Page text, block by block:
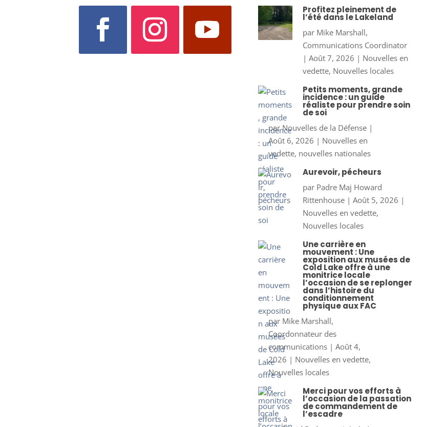
Profitez pleinement de
l’été dans le Lakeland
par Mike Marshall,
Communications Coordinator
| Août 7, 2026 | Nouvelles en
vedette, Nouvelles locales
Petits moments, grande
incidence : un guide
réaliste pour prendre soin
de soi
parNouvelles de la Défense|
Août 6, 2026 | Nouvelles en
vedette, nouvelles nationales
Aurevoir, pécheurs
par Padre Maj Howard
Rittenhouse| Août 5, 2026 |
Nouvelles en vedette,
Nouvelles locales
Une carrière en
mouvement : Une
exposition aux musées de
Cold Lake offre à une
monitrice locale
l’occasion de se replonger
dans l’histoire du
conditionnement
physique aux FAC
par Mike Marshall,
Coordonnateur des
communications| Août 4,
2026 | Nouvelles en vedette,
Nouvelles locales
Merci pour vos efforts à
l’occasion de la passation
de commandement de
l’escadre